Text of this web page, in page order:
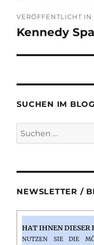
VERÖFFENTLICHT IN
Kennedy
SUCHEN IM BLOG
Suchen
nach:
NEWSLETTER /
HAT IHNEN DIESER
NUTZEN SIE DIE